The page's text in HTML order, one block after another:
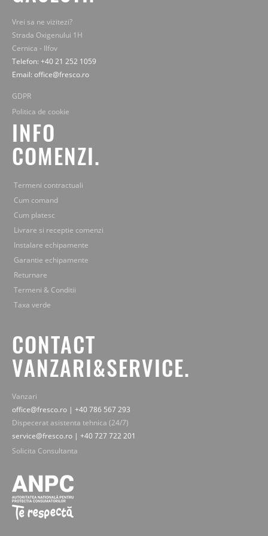
Vrei sa ne vizitezi?
Strada Oxigenului 1H
Cernica - Ilfov
Telefon: +40 21 252 1059
Email: office@fresco.ro
GDPR
Politica de cookie
INFO
COMENZI.
Termeni contractuali
Cum comand
Cum platesc
Livrare si receptie comenzi
Instalare echipamente
Garantie echipamente
Returnare
Termeni & Conditii
Taxa verde
CONTACT
VANZARI&SERVICE.
Vanzari
office@fresco.ro | +40 786 567 293
Dispecerat asistenta tehnica (24/7)
service@fresco.ro | +40 727 722 201
Solicita Consultanta